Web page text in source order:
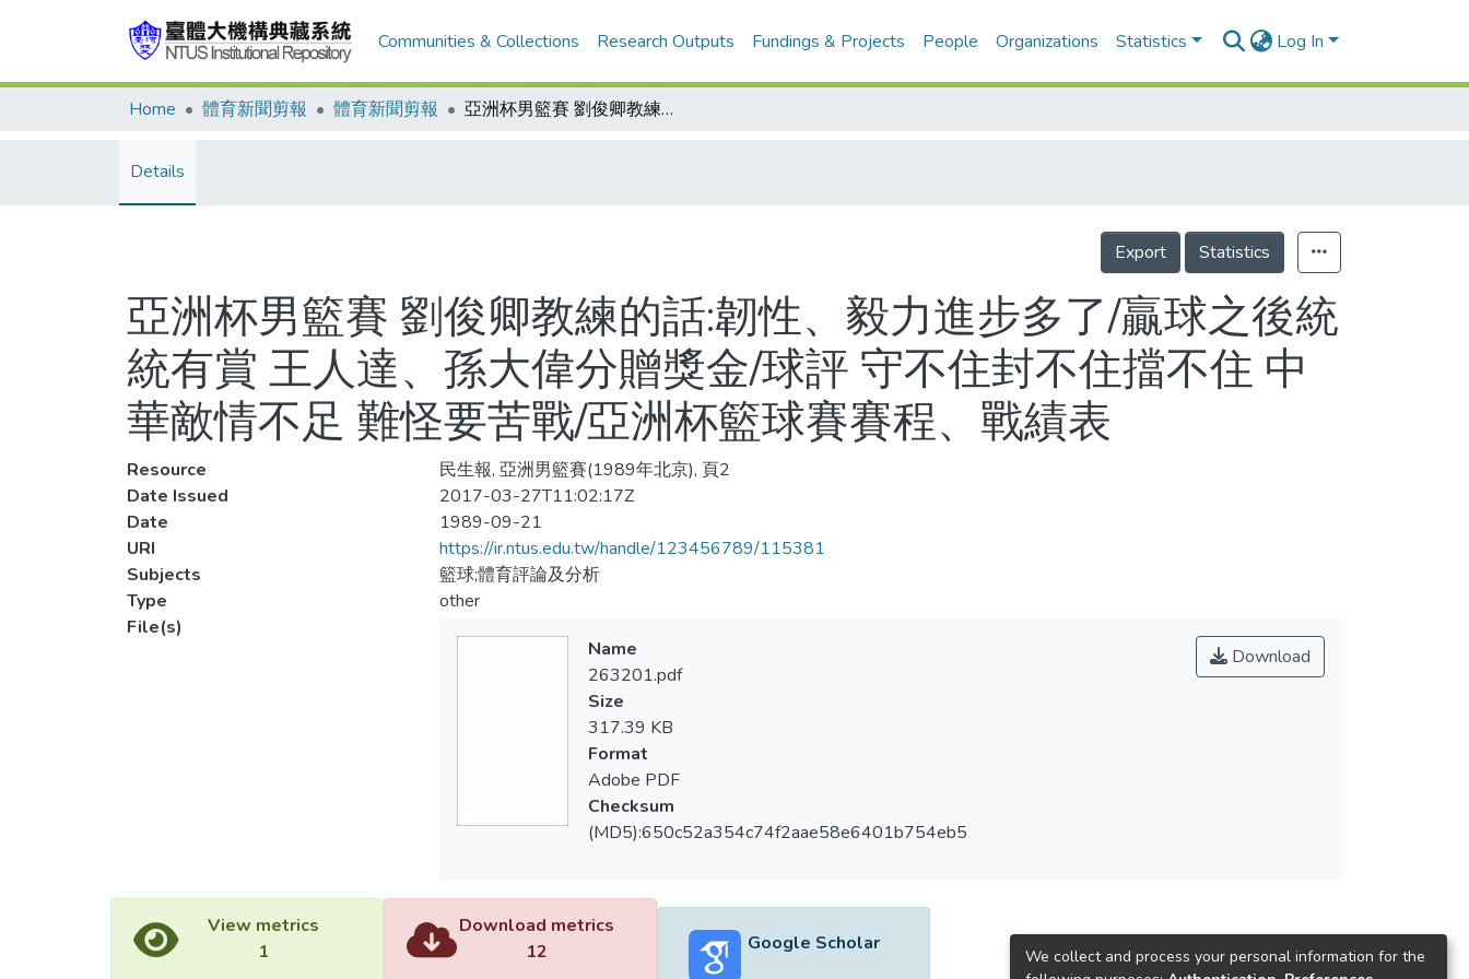
Communities & Collections Research Outputs Fundings & Projects People Organizations Statistics Log In
Home 體育新聞剪報 體育新聞剪報 亞洲杯男籃賽 劉俊卿教練的話:韌性、毅力進步多了/贏球之後統統有賞 王人達、孫大偉分贈獎金/球評 守不住封不住擋不住 中華敵情不足 難怪要苦戰/亞洲杯籃球賽賽程、戰績表
Details
Export Statistics
亞洲杯男籃賽 劉俊卿教練的話:韌性、毅力進步多了/贏球之後統
統有賞 王人達、孫大偉分贈獎金/球評 守不住封不住擋不住 中
華敵情不足 難怪要苦戰/亞洲杯籃球賽賽程、戰績表
Resource
民生報, 亞洲男籃賽(1989年北京), 頁2
Date Issued
2017-03-27T11:02:17Z
Date
1989-09-21
URI
https://ir.ntus.edu.tw/handle/123456789/115381
Subjects
籃球;體育評論及分析
Type
other
File(s)
Download
Name
263201.pdf
Size
317.39 KB
Format
Adobe PDF
Checksum
(MD5):650c52a354c74f2aae58e6401b754eb5
View metrics
1
Download metrics
12
Google Scholar
We collect and process your personal information for the